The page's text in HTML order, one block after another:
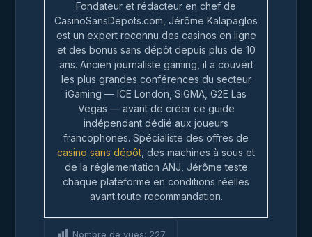
Fondateur et rédacteur en chef de
CasinoSansDepots.com, Jérôme Kalapaglos
est un expert reconnu des casinos en ligne
et des bonus sans dépôt depuis plus de 10
ans. Ancien journaliste gaming, il a couvert
les plus grandes conférences du secteur
iGaming — ICE London, SiGMA, G2E Las
Vegas — avant de créer ce guide
indépendant dédié aux joueurs
francophones. Spécialiste des offres de
casino sans dépôt , des machines à sous et
de la réglementation ANJ, Jérôme teste
chaque plateforme en conditions réelles
avant toute recommandation.
Nombre de vues: 227